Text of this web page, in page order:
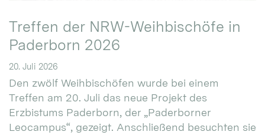
Treffen der NRW-Weihbischöfe in
Paderborn 2026
20. Juli 2026
Den zwölf Weihbischöfen wurde bei einem
Treffen am 20. Juli das neue Projekt des
Erzbistums Paderborn, der „Paderborner
Leocampus“, gezeigt. Anschließend besuchten sie